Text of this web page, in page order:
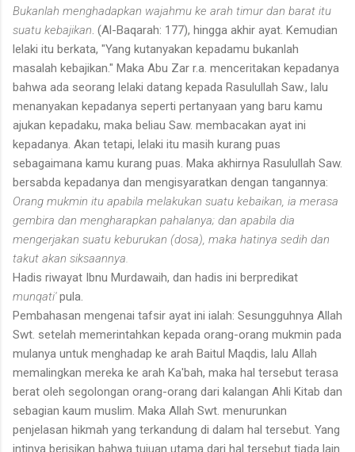
Bukanlah menghadapkan wajahmu ke arah timur dan barat itu
suatu kebajikan . (Al-Baqarah: 177), hingga akhir ayat. Kemudian
lelaki itu berkata, "Yang kutanyakan kepadamu bukanlah
masalah kebajikan." Maka Abu Zar r.a. menceritakan kepadanya
bahwa ada seorang lelaki datang kepada Rasulullah Saw., lalu
menanyakan kepadanya seperti pertanyaan yang baru kamu
ajukan kepadaku, maka beliau Saw. membacakan ayat ini
kepadanya. Akan tetapi, lelaki itu masih kurang puas
sebagaimana kamu kurang puas. Maka akhirnya Rasulullah Saw.
bersabda kepadanya dan mengisyaratkan dengan tangannya:
Orang mukmin itu apabila melakukan suatu kebaikan, ia merasa
gembira dan mengharapkan pahalanya; dan apabila dia
mengerjakan suatu keburukan (dosa), maka hatinya sedih dan
takut akan siksaannya.
Hadis riwayat Ibnu Murdawaih, dan hadis ini berpredikat
munqati'pula.
Pembahasan mengenai tafsir ayat ini ialah: Sesungguhnya Allah
Swt. setelah memerintahkan kepada orang-orang mukmin pada
mulanya untuk menghadap ke arah Baitul Maqdis, lalu Allah
memalingkan mereka ke arah Ka'bah, maka hal tersebut terasa
berat oleh segolongan orang-orang dari kalangan Ahli Kitab dan
sebagian kaum muslim. Maka Allah Swt. menurunkan
penjelasan hikmah yang terkandung di dalam hal tersebut. Yang
intinya berisikan bahwa tujuan utama dari hal tersebut tiada lain